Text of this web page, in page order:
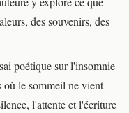
des souvenirs, des
poétique sur l'insomnie
où le sommeil ne vient
l'attente et l'écriture